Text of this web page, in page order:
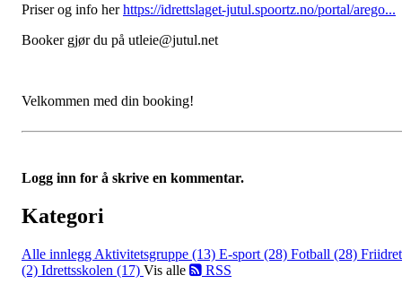
Priser og info herhttps://idrettslaget-jutul.spoortz.no/portal/arego...
Booker gjør du på utleie@jutul.net
Velkommen med din booking!
Logg inn for å skrive en kommentar.
Kategori
Alle innlegg Aktivitetsgruppe (13) E-sport (28) Fotball (28)
(2) Idrettsskolen (17) Vis alle RSS